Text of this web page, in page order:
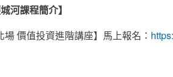
河課程簡介】
場 價值投資進階講座】馬上報名：